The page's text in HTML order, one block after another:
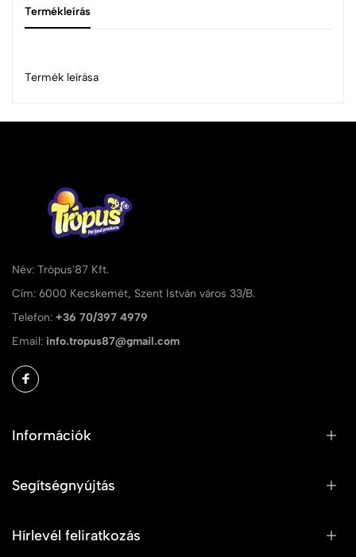
Termékleírás
Termék leírása
Név: Trópus'87 Kft.
Cím: 6000 Kecskemét, Szent István város 33/B.
Telefon: +36 70/397 4979
Email: info.tropus87@gmail.com
Információk
Segítségnyújtás
Hírlevél feliratkozás